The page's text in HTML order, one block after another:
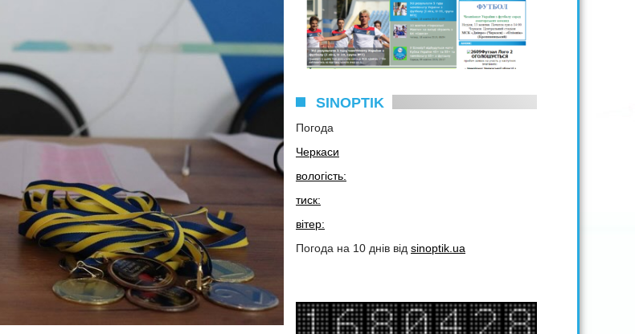
SINOPTIK
Погода
Черкаси
вологість:
тиск:
вітер:
Погода на 10 днів від sinoptik.ua